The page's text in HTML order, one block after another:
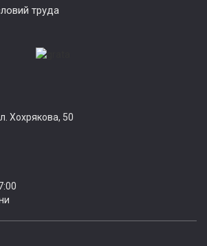
труда
Хохрякова, 50